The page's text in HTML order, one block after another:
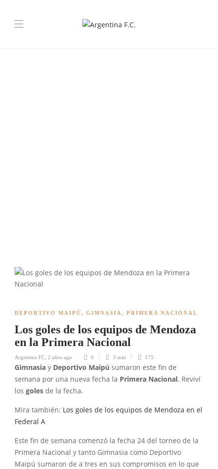
DEPORTIVO MAIPÚ, GIMNASIA , PRIMERA NACIONAL
Los goles de los equipos de Mendoza
en la Primera Nacional
Argentina FC 2 años ago 0 3 min 175
Gimnasia y Deportivo Maipú sumaron este fin de
semana por una nueva fecha la Primera Nacional. Reviví
los goles de la fecha.
Mira también: Los goles de los equipos de Mendoza en el
Federal A
Este fin de semana comenzó la fecha 24 del torneo de la
Primera Nacional y tanto Gimnasia como Deportivo
Maipú sumaron de a tres en sus compromisos en lo que